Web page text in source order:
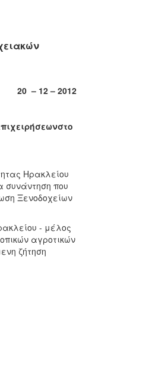
20 – 12 – 2012
Ηρακλείου
συνάντηση που
Ξενοδοχείων
- μέλος
αγροτικών
ζήτηση